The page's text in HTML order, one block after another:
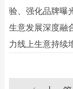
验、强化品牌曝
生意发展深度融
力线上生意持续